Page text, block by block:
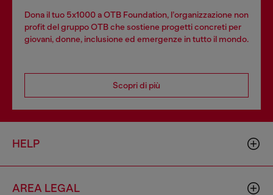
Dona il tuo 5x1000 a OTB Foundation, l’organizzazione non
profit del gruppo OTB che sostiene progetti concreti per
giovani, donne, inclusione ed emergenze in tutto il mondo.
Scopri di più
HELP
AREA LEGAL